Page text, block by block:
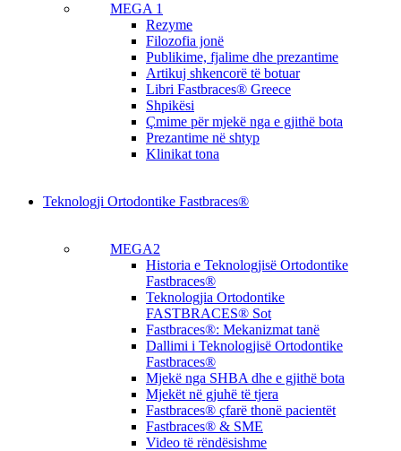
MEGA 1
Rezyme
Filozofia jonë
Publikime, fjalime dhe prezantime
Artikuj shkencorë të botuar
Libri Fastbraces® Greece
Shpikësi
Çmime për mjekë nga e gjithë bota
Prezantime në shtyp
Klinikat tona
Teknologji Ortodontike Fastbraces®
MEGA2
Historia e Teknologjisë Ortodontike
Fastbraces®
Teknologjia Ortodontike
FASTBRACES® Sot
Fastbraces®: Mekanizmat tanë
Dallimi i Teknologjisë Ortodontike
Fastbraces®
Mjekë nga SHBA dhe e gjithë bota
Mjekët në gjuhë të tjera
Fastbraces® çfarë thonë pacientët
Fastbraces® & SME
Video të rëndësishme